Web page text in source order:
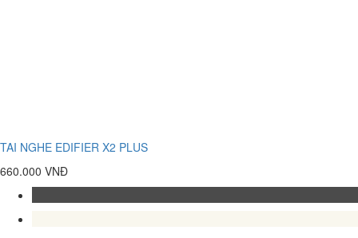
TAI NGHE EDIFIER X2 PLUS
660.000 VNĐ